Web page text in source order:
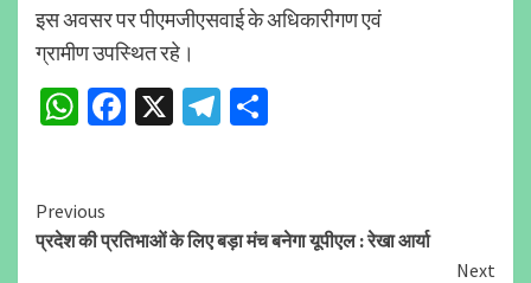
इस अवसर पर पीएमजीएसवाई के अधिकारीगण एवं
ग्रामीण उपस्थित रहे।
WhatsApp
Facebook
X Telegram
Continue
Reading
Previous
प्रदेश की प्रतिभाओं के लिए बड़ा मंच बनेगा यूपीएल : रेखा आर्या
Next